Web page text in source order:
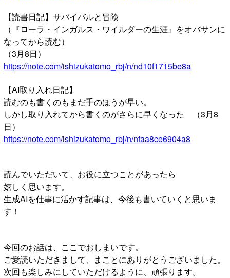
【読書日記】サバイバルと冒険
（『ローラ・インガルス・ワイルダーの生涯』をオバサンに
なってから読む）
（3月8日）
https://note.com/ishizukatomo_rbj/n/nd10f1715be8a
【AI取り入れ日記】
読むのも書くのもまだ手のほうが早い。
しかし取り入れてから書くのがさらに早くなった （3月8
日）
https://note.com/ishizukatomo_rbj/n/nfaa8ce6904a8
読んでいただいて、お役に立つことがあったら
嬉しく思います。
生成AIを仕事に活かす記事は、今後も書いていくと思いま
す！
今回のお話は、ここでおしまいです。
ご愛読いただきまして、まことにありがとうございました。
次回も楽しみにしていただけるように、頑張ります。